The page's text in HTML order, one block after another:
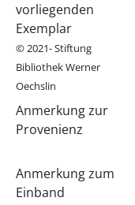
vorliegenden
Exemplar
© 2021- Stiftung
Bibliothek Werner
Oechslin
Anmerkung zur
Provenienz
Anmerkung zum
Einband